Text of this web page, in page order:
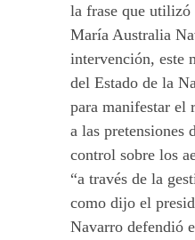
la frase que utilizó
María Australia
intervención, este
del Estado de la
para manifestar el
a las pretensiones
control sobre los
“a través de la
como dijo el
Navarro defendió